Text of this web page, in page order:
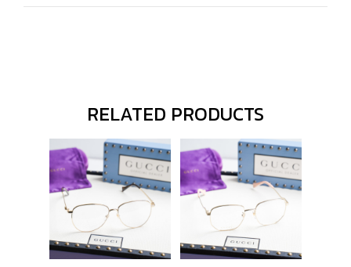
RELATED PRODUCTS